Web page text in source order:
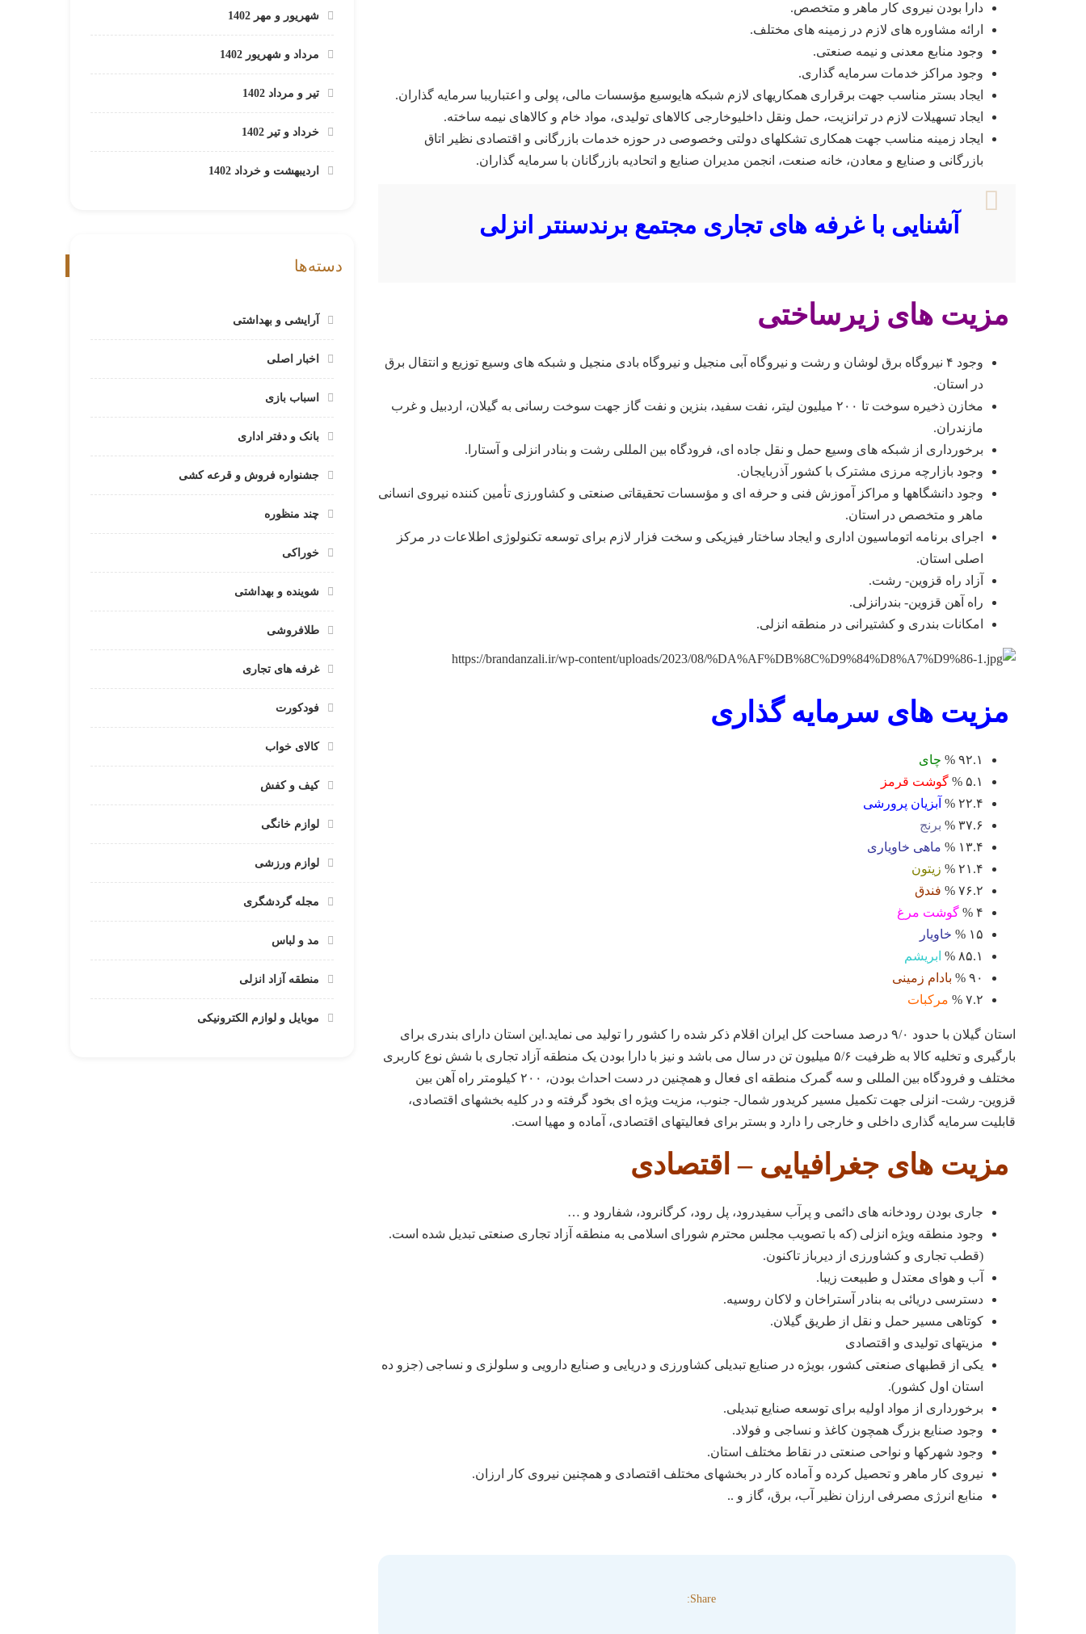
دارا بودن نیروی کار ماهر و متخصص.
ارائه مشاوره های لازم در زمینه های مختلف.
وجود منابع معدنی و نیمه صنعتی.
وجود مراکز خدمات سرمایه گذاری.
ایجاد بستر مناسب جهت برقراری همکاریهای لازم شبکه هایوسیع مؤسسات مالی، پولی و اعتباریبا سرمایه گذاران.
ایجاد تسهیلات لازم در ترانزیت، حمل ونقل داخلیوخارجی کالاهای تولیدی، مواد خام و کالاهای نیمه ساخته.
ایجاد زمینه مناسب جهت همکاری تشکلهای دولتی وخصوصی در حوزه خدمات بازرگانی و اقتصادی نظیر اتاق
بازرگانی و صنایع و معادن، خانه صنعت، انجمن مدیران صنایع و اتحادیه بازرگانان با سرمایه گذاران.
آشنایی با غرفه های تجاری مجتمع برندسنتر انزلی
مزیت های زیرساختی
وجود ۴ نیروگاه برق لوشان و رشت و نیروگاه آبی منجیل و نیروگاه بادی منجیل و شبکه های وسیع توزیع و انتقال برق
در استان.
مخازن ذخیره سوخت تا ۲۰۰ میلیون لیتر، نفت سفید، بنزین و نفت گاز جهت سوخت رسانی به گیلان، اردبیل و غرب
مازندران.
برخورداری از شبکه های وسیع حمل و نقل جاده ای، فرودگاه بین المللی رشت و بنادر انزلی و آستارا.
وجود بازارچه مرزی مشترک با کشور آذربایجان.
وجود دانشگاهها و مراکز آموزش فنی و حرفه ای و مؤسسات تحقیقاتی صنعتی و کشاورزی تأمین کننده نیروی انسانی
ماهر و متخصص در استان.
اجرای برنامه اتوماسیون اداری و ایجاد ساختار فیزیکی و سخت فزار لازم برای توسعه تکنولوژی اطلاعات در مرکز
اصلی استان.
آزاد راه قزوین- رشت.
راه آهن قزوین- بندرانزلی.
امکانات بندری و کشتیرانی در منطقه انزلی.
مزیت های سرمایه گذاری
۹۲.۱ %
چای
۵.۱ %
گوشت قرمز
۲۲.۴ %
آبزیان پرورشی
۳۷.۶ %
برنج
۱۳.۴ %
ماهی خاویاری
۲۱.۴ %
زیتون
۷۶.۲ %
فندق
۴ %
گوشت مرغ
۱۵ %
خاویار
۸۵.۱ %
ابریشم
۹۰ %
بادام زمینی
۷.۲ %
مرکبات
استان گیلان با حدود ۹/۰ درصد مساحت کل ایران اقلام ذکر شده را کشور را تولید می نماید.این استان دارای بندری برای
بارگیری و تخلیه کالا به ظرفیت ۵/۶ میلیون تن در سال می باشد و نیز با دارا بودن یک منطقه آزاد تجاری با شش نوع کاربری
مختلف و فرودگاه بین المللی و سه گمرک منطقه ای فعال و همچنین در دست احداث بودن، ۲۰۰ کیلومتر راه آهن بین
قزوین- رشت- انزلی جهت تکمیل مسیر کریدور شمال- جنوب، مزیت ویژه ای بخود گرفته و در کلیه بخشهای اقتصادی،
قابلیت سرمایه گذاری داخلی و خارجی را دارد و بستر برای فعالیتهای اقتصادی، آماده و مهیا است.
مزیت های جغرافیایی – اقتصادی
جاری بودن رودخانه های دائمی و پرآب سفیدرود، پل رود، کرگانرود، شفارود و …
وجود منطقه ویژه انزلی (که با تصویب مجلس محترم شورای اسلامی به منطقه آزاد تجاری صنعتی تبدیل شده است.
(قطب تجاری و کشاورزی از دیرباز تاکنون.
آب و هوای معتدل و طبیعت زیبا.
دسترسی دریائی به بنادر آستراخان و لاکان روسیه.
کوتاهی مسیر حمل و نقل از طریق گیلان.
مزیتهای تولیدی و اقتصادی
یکی از قطبهای صنعتی کشور، بویژه در صنایع تبدیلی کشاورزی و دریایی و صنایع دارویی و سلولزی و نساجی (جزو ده
استان اول کشور).
برخورداری از مواد اولیه برای توسعه صنایع تبدیلی.
وجود صنایع بزرگ همچون کاغذ و نساجی و فولاد.
وجود شهرکها و نواحی صنعتی در نقاط مختلف استان.
نیروی کار ماهر و تحصیل کرده و آماده کار در بخشهای مختلف اقتصادی و همچنین نیروی کار ارزان.
منابع انرژی مصرفی ارزان نظیر آب، برق، گاز و ..
Share:
شهریور و مهر 1402
مرداد و شهریور 1402
تیر و مرداد 1402
خرداد و تیر 1402
اردیبهشت و خرداد 1402
دسته‌ها
آرایشی و بهداشتی
اخبار اصلی
اسباب بازی
بانک و دفتر اداری
جشنواره فروش و قرعه کشی
چند منظوره
خوراکی
شوینده و بهداشتی
طلافروشی
غرفه های تجاری
فودکورت
کالای خواب
کیف و کفش
لوازم خانگی
لوازم ورزشی
مجله گردشگری
مد و لباس
منطقه آزاد انزلی
موبایل و لوازم الکترونیکی